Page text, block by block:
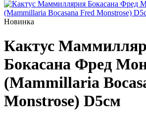
Новинка
Кактус
Бокасана Фред
(Mammillaria
Monstrose) D5см